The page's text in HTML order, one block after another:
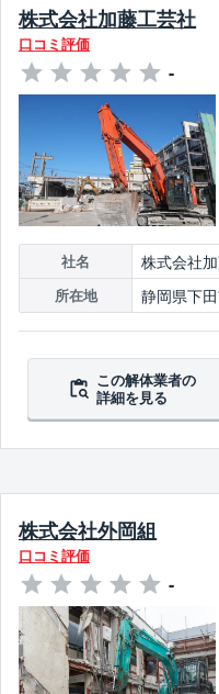
株式会社加藤工芸社
口コミ評価
-
社名 株式会社
所在地 静岡県下
この解体業者の
詳細を見る
株式会社外岡組
口コミ評価
-